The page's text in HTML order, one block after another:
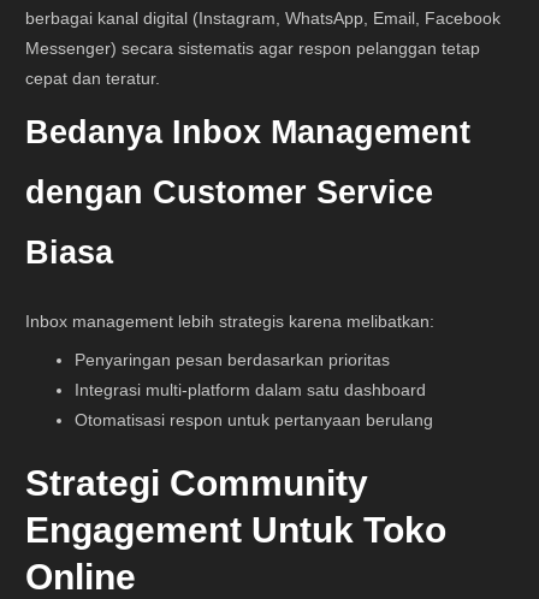
berbagai kanal digital (Instagram, WhatsApp, Email, Facebook
Messenger) secara sistematis agar respon pelanggan tetap
cepat dan teratur.
Bedanya Inbox Management
dengan Customer Service
Biasa
Inbox management lebih strategis karena melibatkan:
Penyaringan pesan berdasarkan prioritas
Integrasi multi-platform dalam satu dashboard
Otomatisasi respon untuk pertanyaan berulang
Strategi Community
Engagement Untuk Toko
Online